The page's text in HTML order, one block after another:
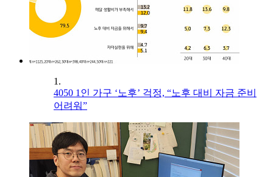
1.
4050 1인 가구 ‘노후’ 걱정, “노후 대비 자금 준비
어려워”